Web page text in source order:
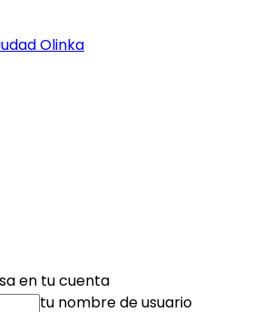
Olinka
en tu cuenta
tu nombre de usuario